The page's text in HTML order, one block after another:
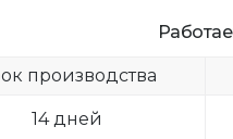
производства
14 дней